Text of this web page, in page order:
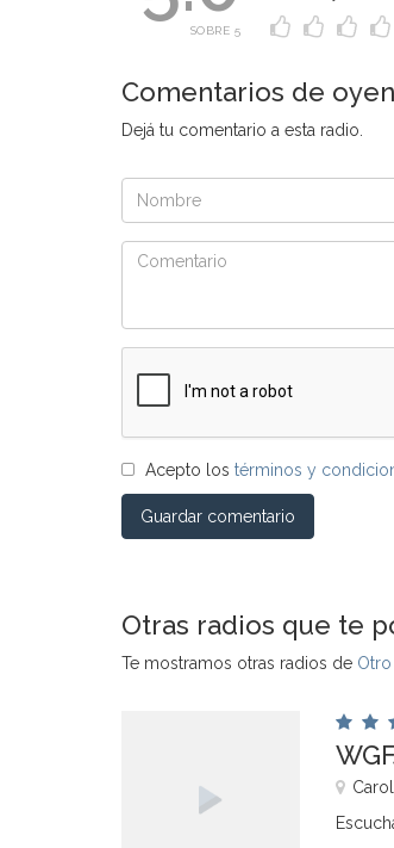
SOBRE 5
Comentarios de
Dejá tu comentario a esta radio.
Acepto los términos y
Guardar comentario
Otras radios que te
Te mostramos otras radios de